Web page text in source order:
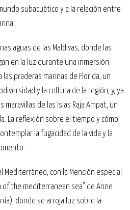
subacuático y a la relación entre
aguas de las Maldivas, donde las
en la luz durante una inmersión
praderas marinas de Florida, un
y la cultura de la región, y, ya
de las Islas Raja Ampat, un
La reflexión sobre el tiempo y cómo
la fugacidad de la vida y la
con la Mención especial
of the mediterranean sea" de Anne
donde se arroja luz sobre la